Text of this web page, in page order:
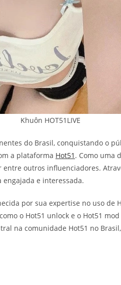
Khuôn HOT51LIVE
do Brasil, conquistando o
a plataforma Hot51 . Como uma
outros influenciadores.
e interessada.
por sua expertise no uso de
o Hot51 unlock e o Hot51 mod
na comunidade Hot51 no